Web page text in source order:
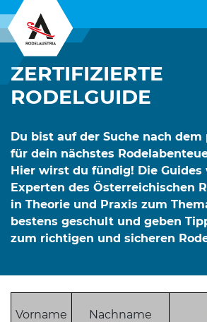
RODELVERBAND
KUNSTBAHN
ALPIN RODELN
TERMINE
RODELGUIDE
DIENSTLEISTUNGEN
ZERTIFIZIERTE
RODELGUIDE
Du bist auf der Suche nach
für dein nächstes
Hier wirst du fündig! Die Guides
Experten des Österreichischen
in Theorie und Praxis zum
bestens geschult und geben
zum richtigen und sicheren
Vorname Nachname